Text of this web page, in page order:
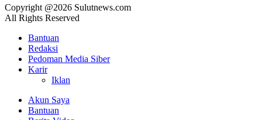
Copyright @2026 Sulutnews.com
All Rights Reserved
Bantuan
Redaksi
Pedoman Media Siber
Karir
Iklan
Akun Saya
Bantuan